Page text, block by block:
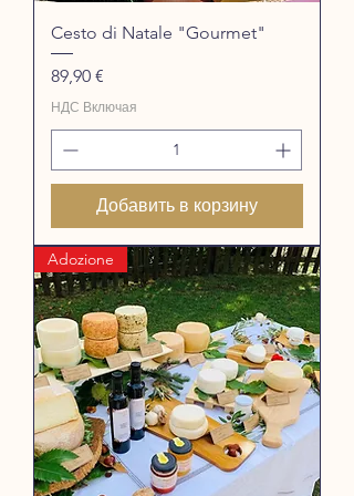
Cesto di Natale "Gourmet"
Цена
89,90 €
НДС Включая
Добавить в корзину
Adozione